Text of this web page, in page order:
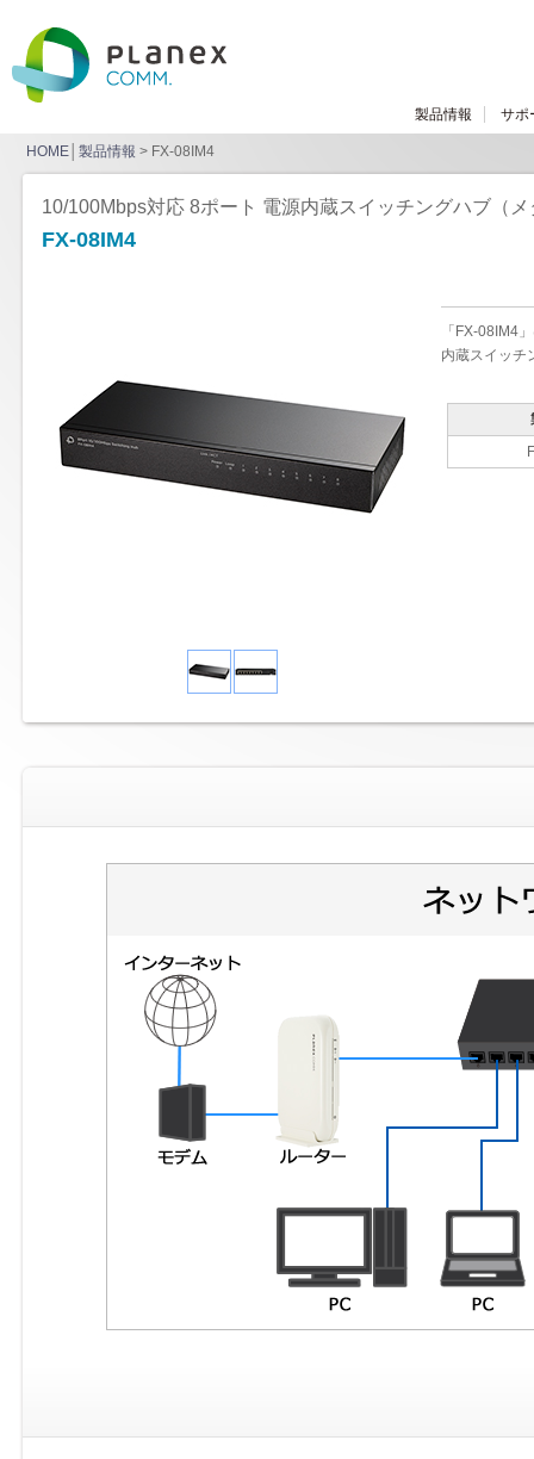
製品情報 サポ
HOME 製品情報 > FX-08IM4
10/100Mbps対応 8ポート 電源内蔵スイッチングハブ（
FX-08IM4
「FX-08IM4
内蔵スイッチ